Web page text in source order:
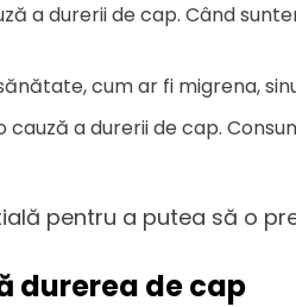
a durerii de cap. Când
cum ar fi migrena,
cauză a durerii de cap.
pentru a putea să o
durerea de cap